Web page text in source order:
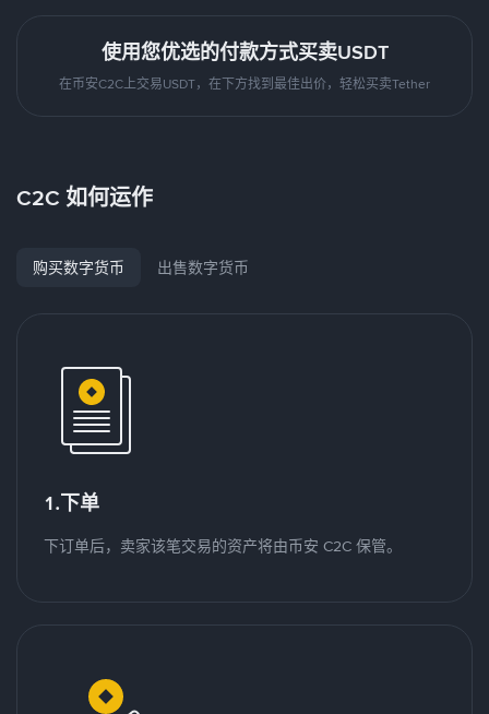
使用您优选的付款方式买卖USDT
在币安C2C上交易USDT，在下方找到最佳出价，轻松买卖Tether
C2C 如何运作
购买数字货币 出售数字货币
1.下单
下订单后，卖家该笔交易的资产将由币安 C2C 保管。